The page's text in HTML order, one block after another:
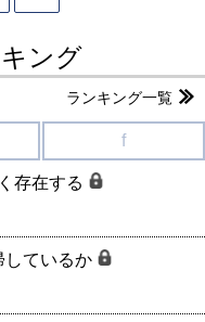
ング
ランキング一覧
f
存在する
ているか